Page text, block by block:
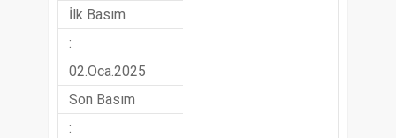
İlk Basım
:
02.Oca.2025
Son Basım
: